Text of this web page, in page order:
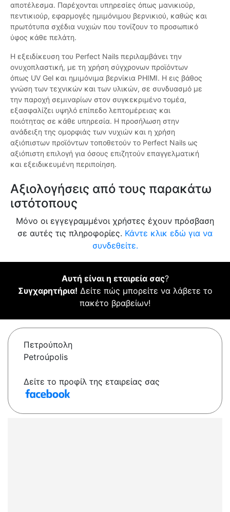
αποτέλεσμα. Παρέχονται υπηρεσίες όπως μανικιούρ,
πεντικιούρ, εφαρμογές ημιμόνιμου βερνικιού, καθώς και
πρωτότυπα σχέδια νυχιών που τονίζουν το προσωπικό
ύφος κάθε πελάτη.
Η εξειδίκευση του Perfect Nails περιλαμβάνει την
ονυχοπλαστική, με τη χρήση σύγχρονων προϊόντων
όπως UV Gel και ημιμόνιμα βερνίκια PHIMI. Η εις βάθος
γνώση των τεχνικών και των υλικών, σε συνδυασμό με
την παροχή σεμιναρίων στον συγκεκριμένο τομέα,
εξασφαλίζει υψηλό επίπεδο λεπτομέρειας και
ποιότητας σε κάθε υπηρεσία. Η προσήλωση στην
ανάδειξη της ομορφιάς των νυχιών και η χρήση
αξιόπιστων προϊόντων τοποθετούν το Perfect Nails ως
αξιόπιστη επιλογή για όσους επιζητούν επαγγελματική
και εξειδικευμένη περιποίηση.
Αξιολογήσεις από τους παρακάτω
ιστότοπους
Μόνο οι εγγεγραμμένοι χρήστες έχουν πρόσβαση
σε αυτές τις πληροφορίες. Κάντε κλικ εδώ για να
συνδεθείτε.
Αυτή είναι η εταιρεία σας?
Συγχαρητήρια! Δείτε πώς μπορείτε να λάβετε το
πακέτο βραβείων!
Πετρούπολη
Petroúpolis
Δείτε το προφίλ της εταιρείας σας